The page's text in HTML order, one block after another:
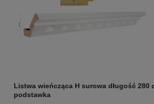
Listwa wieńcząca H surowa długość 280
podstawka